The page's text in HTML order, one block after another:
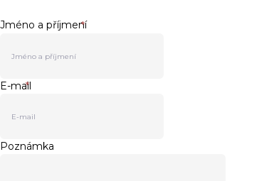
Jméno a příjmení
*
E-mail
*
Poznámka